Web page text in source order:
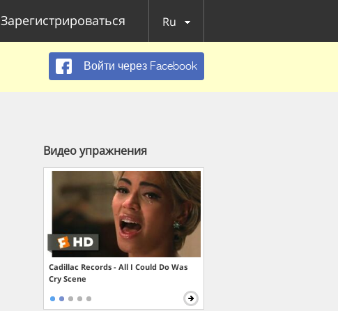
Зарегистрироваться Ru
Войти через Facebook
Видео упражнения
Cadillac Records - All I Could Do Was
Cry Scene